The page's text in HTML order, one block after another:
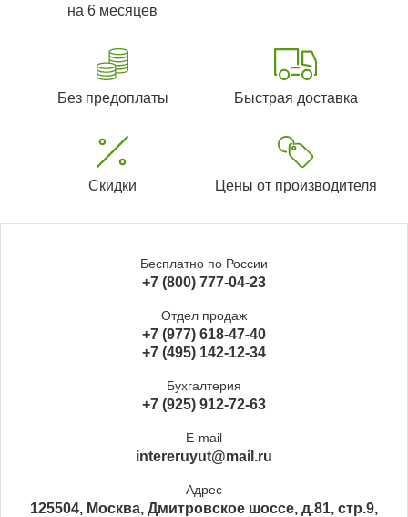
на 6 месяцев
Без предоплаты Быстрая доставка
Скидки Цены от производителя
Бесплатно по России
+7 (800) 777-04-23
Отдел продаж
+7 (977) 618-47-40
+7 (495) 142-12-34
Бухгалтерия
+7 (925) 912-72-63
E-mail
intereruyut@mail.ru
Адрес
125504, Москва, Дмитровское шоссе, д.81, стр.9,